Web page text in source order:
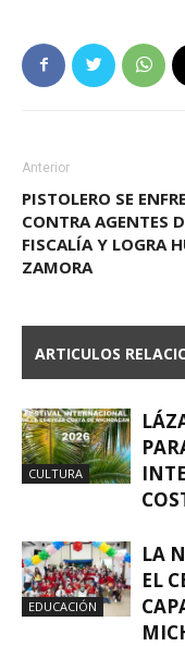
Anterior
PISTOLERO SE
CONTRA AGENTES
FISCALÍA Y LOGRA
ZAMORA
ARTICULOS
CULTURA
EDUCACIÓN
LA
EL